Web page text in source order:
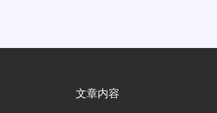
文章内容